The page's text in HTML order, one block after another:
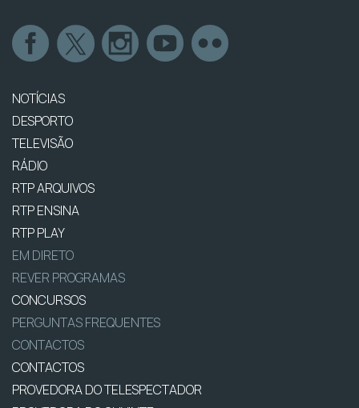
NOTÍCIAS
DESPORTO
TELEVISÃO
RÁDIO
RTP ARQUIVOS
RTP ENSINA
RTP PLAY
EM DIRETO
REVER PROGRAMAS
CONCURSOS
PERGUNTAS FREQUENTES
CONTACTOS
CONTACTOS
PROVEDORA DO TELESPECTADOR